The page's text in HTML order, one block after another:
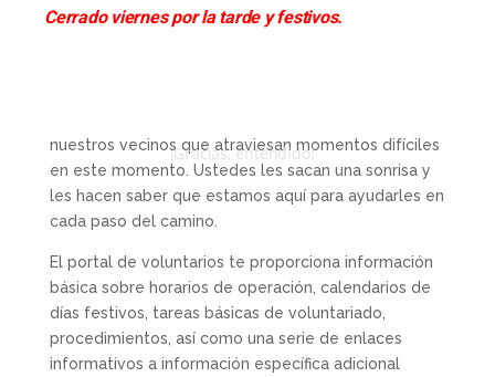
Bienvenido a tu Portal
nuestros vecinos que atraviesan momentos difíciles
en este momento. Ustedes les sacan una sonrisa y
les hacen saber que estamos aquí para ayudarles en
cada paso del camino.
El portal de voluntarios te proporciona información
básica sobre horarios de operación, calendarios de
días festivos, tareas básicas de voluntariado,
procedimientos, así como una serie de enlaces
informativos a información específica adicional
Cerrado viernes por la tarde y festivos.
¡Gracias, entendido!